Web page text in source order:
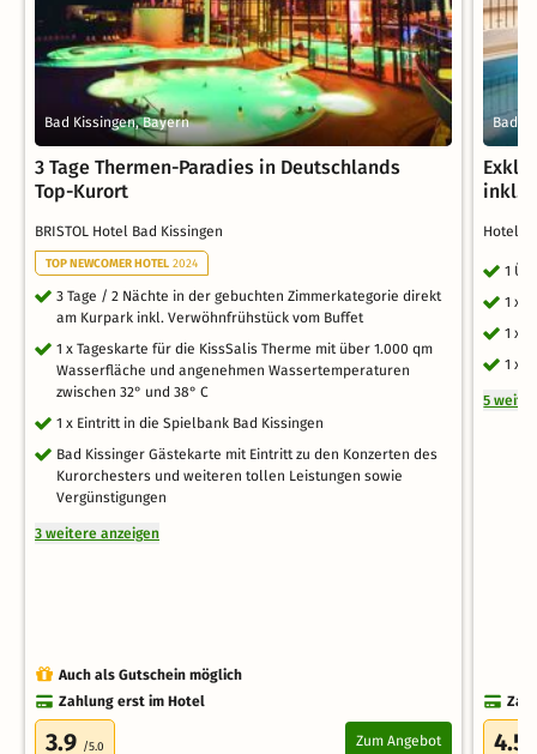
Bad Kissingen, Bayern
3 Tage Thermen-Paradies in Deutschlands
Top-Kurort
BRISTOL Hotel Bad Kissingen
TOP NEWCOMER HOTEL 2024
3 Tage / 2 Nächte in der gebuchten Zimmerkategorie direkt
am Kurpark inkl. Verwöhnfrühstück vom Buffet
1 x Tageskarte für die KissSalis Therme mit über 1.000 qm
Wasserfläche und angenehmen Wassertemperaturen
zwischen 32° und 38° C
1 x Eintritt in die Spielbank Bad Kissingen
Bad Kissinger Gästekarte mit Eintritt zu den Konzerten des
Kurorchesters und weiteren tollen Leistungen sowie
Vergünstigungen
3 weitere anzeigen
Auch als Gutschein möglich
Zahlung erst im Hotel
3.9 /5.0 Zum Angebot
Bad
inkl.
Hotel
1
1 x
1 x
1 x
5
4.5